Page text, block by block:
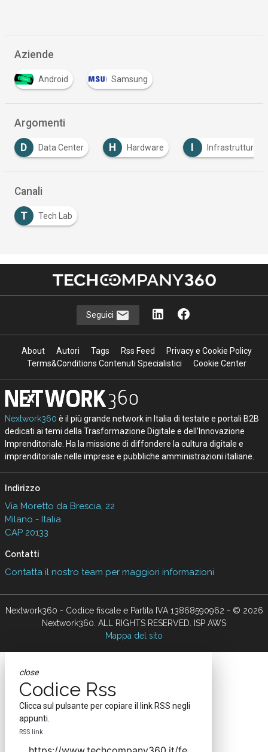
Aziende
Android Samsung
Argomenti
Data Center Hardware Infrastruttura
Canali
T Tech Lab
Seguici
About Autori Tags Rss Feed
Privacy e Cookie Policy
Terms&Conditions Contenuti Specialistici
Cookie Center
Nextwork360 è il più grande network in Italia di testate e portali B2B
dedicati ai temi della Trasformazione Digitale e dell’Innovazione
Imprenditoriale. Ha la missione di diffondere la cultura digitale e
imprenditoriale nelle imprese e pubbliche amministrazioni italiane.
Indirizzo
Via Moretto da Brescia, 22
Milano - Italia
CAP 20133
Contatti
Contatta il nostro team per maggiori informazioni
Nextwork360 - Codice fiscale e Partita IVA 13868590962 - © 2026
Nextwork360. ALL RIGHTS RESERVED. ISP AWS
Mappa del sito
close
Codice Rss
Clicca sul pulsante per copiare il link RSS negli
appunti.
RSS link